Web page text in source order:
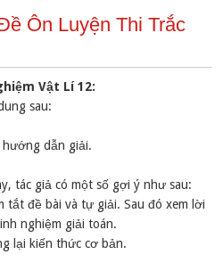
Ôn Luyện Thi Trắc
Vật Lí 12:
sau:
hướng dẫn giải.
tác giả có một số gợi ý như sau:
tắt đề bài và tự giải. Sau đó xem lời
nghiệm giải toán.
lại kiến thức cơ bản.